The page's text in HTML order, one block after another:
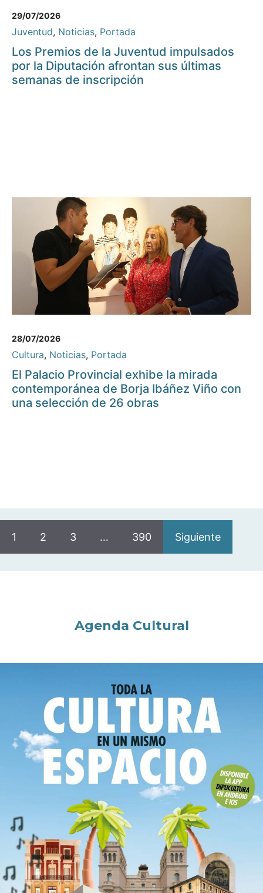
29/07/2026
Juventud, Noticias, Portada
Los Premios de la Juventud impulsados
por la Diputación afrontan sus últimas
semanas de inscripción
28/07/2026
Cultura, Noticias, Portada
El Palacio Provincial exhibe la mirada
contemporánea de Borja Ibáñez Viño con
una selección de 26 obras
1 2 3 … 390 Siguiente
Agenda Cultural